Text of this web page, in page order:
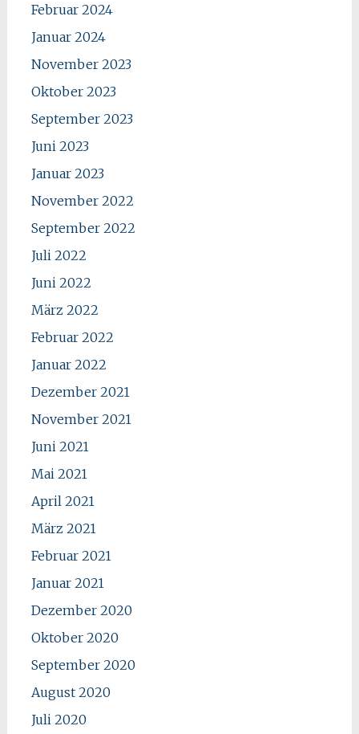
Februar 2024
Januar 2024
November 2023
Oktober 2023
September 2023
Juni 2023
Januar 2023
November 2022
September 2022
Juli 2022
Juni 2022
März 2022
Februar 2022
Januar 2022
Dezember 2021
November 2021
Juni 2021
Mai 2021
April 2021
März 2021
Februar 2021
Januar 2021
Dezember 2020
Oktober 2020
September 2020
August 2020
Juli 2020